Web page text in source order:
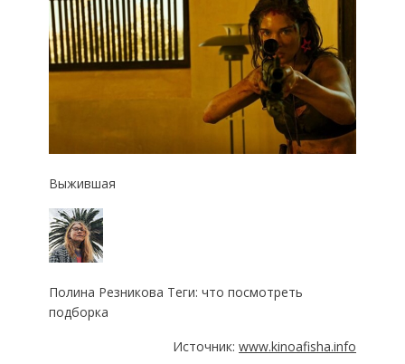
Выжившая
Полина Резникова Теги: что посмотреть
подборка
Источник:www.kinoafisha.info